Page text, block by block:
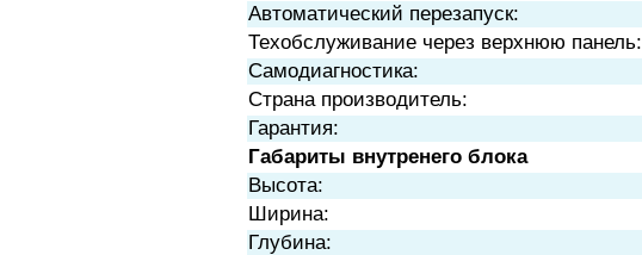
Автоматический перезапуск:
Техобслуживание через верхнюю панель:
Самодиагностика:
Страна производитель:
Гарантия:
Габариты внутренего блока
Высота:
Ширина:
Глубина: